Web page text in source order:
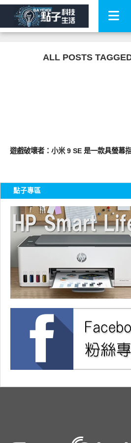
ALL POSTS
遊戲破壞者：小米 9 SE 是一款具螢幕
點子專區